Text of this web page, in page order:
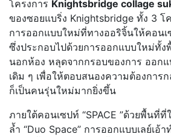
โครงการ Knightsbridge collage
ของซอยแบริ่ง Knightsbridge ทั้ง 3 โ
การออกแบบใหม่ที่ทางออริจิ้นให้คอนเ
ซึ่งประกอบไปด้วยการออกแบบใหม่ทั้
นอกห้อง หลุดจากกรอบของการ ออก
เดิม ๆ เพื่อให้ตอบสนองความต้องการ
ก็เป็นคนรุ่นใหม่มากยิ่งขึ้น
ภายใต้คอนเซปท์ “SPACE ”ด้วยพื้นที่
ล้ำ “Duo Space” การออกแบบเลย์เอ้